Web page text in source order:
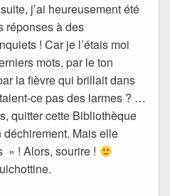
j’ai heureusement été
réponses à des
! Car je l’étais moi
mots, par le ton
la fièvre qui brillait dans
ce pas des larmes ? …
quitter cette Bibliothèque
déchirement. Mais elle
» ! Alors, sourire !